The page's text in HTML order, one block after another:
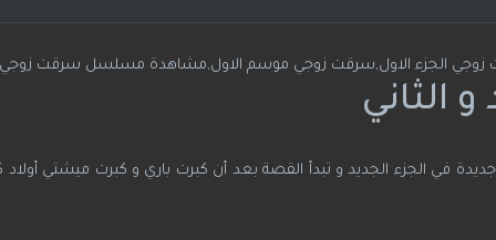
الجزء الاول,سرقت زوجي موسم الاول,مشاهدة مسلسل سرقت زوجي
الثاني
الجزء الجديد و تبدأ القصة بعد أن كبرت باري و كبرت ميشتي أولاد